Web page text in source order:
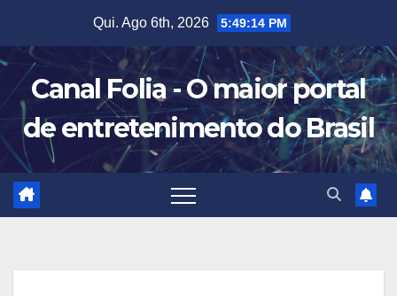
content
Qui. Ago 6th, 2026 5:49:15 PM
Canal Folia - O maior portal
de entretenimento do Brasil